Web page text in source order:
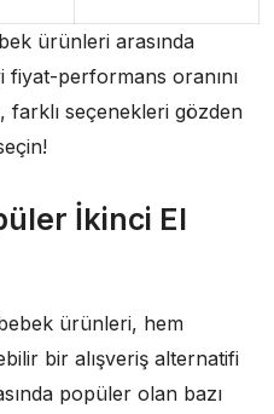
ürünleri arasında
fiyat-performans oranını
farklı seçenekleri gözden
İkinci El
ürünleri, hem
bir alışveriş alternatifi
popüler olan bazı